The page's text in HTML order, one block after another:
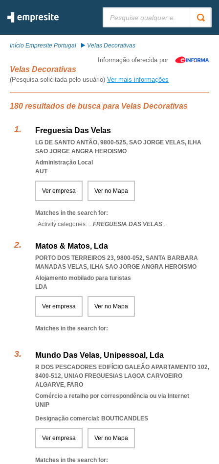
Início Empresite Portugal Velas Decorativas
Informação oferecida por
Velas Decorativas
(Pesquisa solicitada pelo usuário) Ver mais informações
180 resultados de busca para Velas Decorativas
Freguesia Das Velas
LG DE SANTO ANTÃO, 9800-525, SAO JORGE VELAS, ILHA
SAO JORGE ANGRA HEROISMO
Administração Local
AUT
Ver empresa Ver no Mapa
Matches in the search for:
Activity categories: ...FREGUESIA DAS VELAS...
Matos & Matos, Lda
PORTO DOS TERREIROS 23, 9800-052, SANTA BARBARA
MANADAS VELAS, ILHA SAO JORGE ANGRA HEROISMO
Alojamento mobilado para turistas
LDA
Ver empresa Ver no Mapa
Matches in the search for:
Mundo Das Velas, Unipessoal, Lda
R DOS PESCADORES EDIFÍCIO GALEÃO APARTAMENTO 102,
8400-512, UNIAO FREGUESIAS LAGOA CARVOEIRO
ALGARVE, FARO
Comércio a retalho por correspondência ou via Internet
UNIP
Designação comercial: BOUTICANDLES
Ver empresa Ver no Mapa
Matches in the search for: